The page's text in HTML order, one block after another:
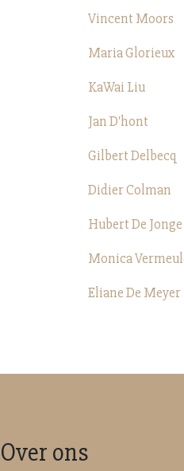
Vincent Moors
Maria Glorieux
KaWai Liu
Jan D'hont
Gilbert Delbecq
Didier Colman
Hubert De Jonge
Monica
Eliane De Meyer
Over ons